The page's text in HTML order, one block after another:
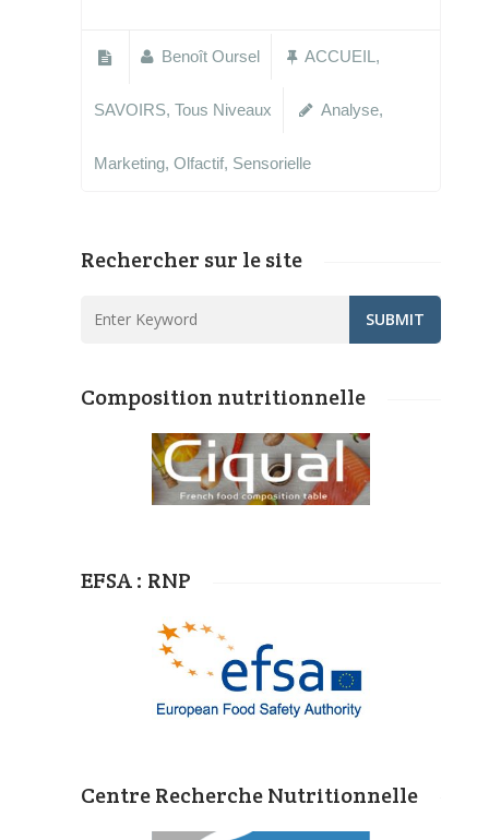
Benoît Oursel ACCUEIL ,
SAVOIRS, Tous Niveaux Analyse,
Marketing, Olfactif, Sensorielle
Rechercher sur le site
Composition nutritionnelle
EFSA : RNP
Centre Recherche Nutritionnelle